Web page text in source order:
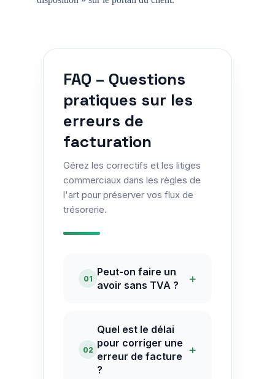
FAQ – Questions
pratiques sur les
erreurs de
facturation
Gérez les correctifs et les litiges
commerciaux dans les règles de
l'art pour préserver vos flux de
trésorerie.
01
Peut-on faire un
avoir sans TVA ?
+
02
Quel est le délai
pour corriger une
erreur de facture
?
+